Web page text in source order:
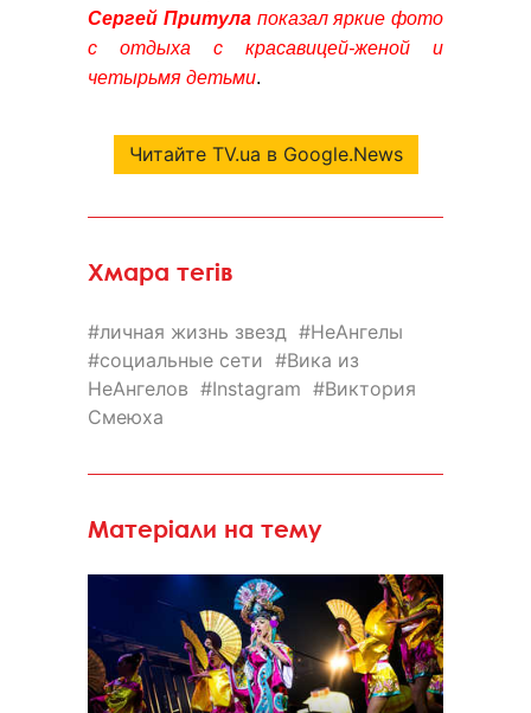
Сергей Притулапоказал яркие фото
с отдыха с красавицей-женой и
четырьмя детьми.
Читайте TV.ua в Google.News
Хмара тегів
личная жизнь звезд
НеАнгелы
социальные сети
Вика из
НеАнгелов
Instagram
Виктория
Смеюха
Матеріали на тему